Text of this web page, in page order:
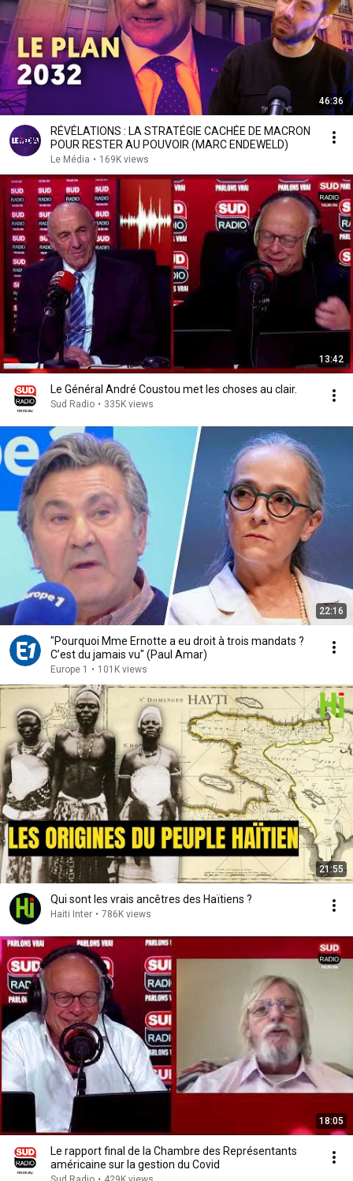
46:36
RÉVÉLATIONS : LA STRATÉGIE CACHÉE DE MACRON
POUR RESTER AU POUVOIR (MARC ENDEWELD)
Le Média • 169K views
13:42
Le Général André Coustou met les choses au clair.
Sud Radio • 335K views
22:16
"Pourquoi Mme Ernotte a eu droit à trois mandats ?
C’est du jamais vu" (Paul Amar)
Europe 1 • 101K views
21:55
Qui sont les vrais ancêtres des Haïtiens ?
Haiti Inter • 786K views
18:05
Le rapport final de la Chambre des Représentants
américaine sur la gestion du Covid